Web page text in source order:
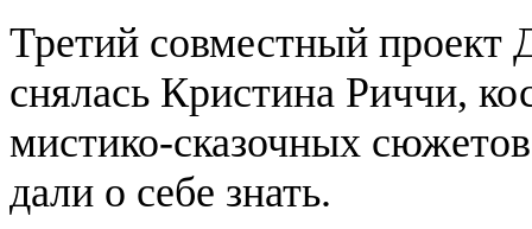
Третий совместный проект
снялась Кристина Риччи,
мистико-сказочных
дали о себе знать.